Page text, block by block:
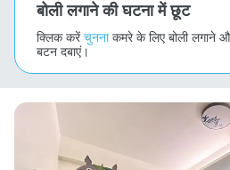
बोली लगाने की घटना में छूट
क्लिक करेंचुननाकमरे के लिए बोली लगाने
बटन दबाएं।